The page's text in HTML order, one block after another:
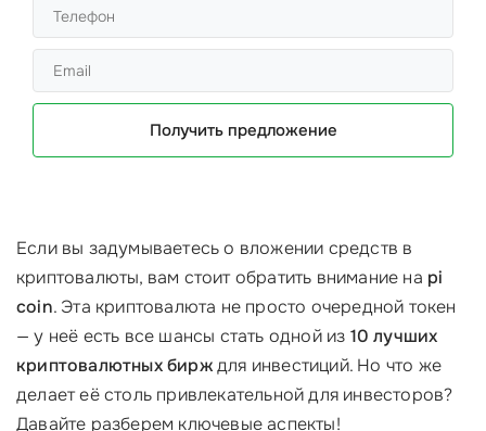
Получить предложение
Если вы задумываетесь о вложении средств в
криптовалюты, вам стоит обратить внимание на pi
coin. Эта криптовалюта не просто очередной токен
— у неё есть все шансы стать одной из 10 лучших
криптовалютных бирждля инвестиций. Но что же
делает её столь привлекательной для инвесторов?
Давайте разберем ключевые аспекты!